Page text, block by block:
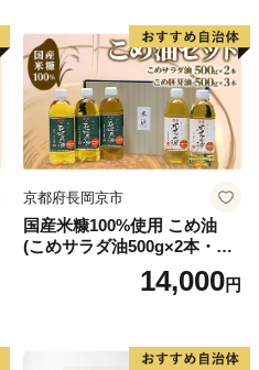
京都府長岡京市
国産米糠100%使用 こめ油
(こめサラダ油500g×2本・こ
め胚芽油500g×3本)セット [1
14,000円